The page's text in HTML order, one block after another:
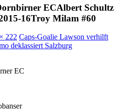
ECAlbert Schultz
16Troy Milam #60
222 Caps-Goalie Lawson verhilft
deklassiert Salzburg
EC